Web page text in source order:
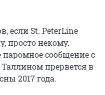
если St. PeterLine
просто некому.
паромное сообщение с
прервется в
2017 года.